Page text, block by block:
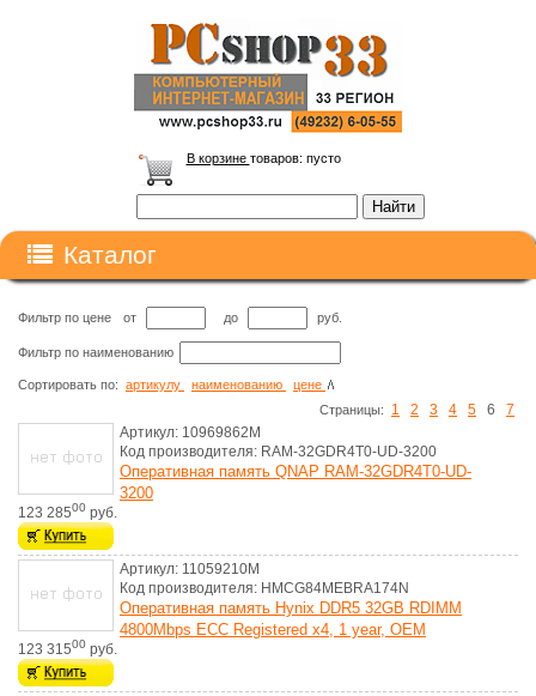
В корзине товаров: пусто
Каталог
Фильтр по цене от до руб.
Фильтр по наименованию
Сортировать по: артикулу наименованию
цене
Cтраницы:
1 2 3 4 5 6 7
123 28500 руб.
Артикул: 10969862M
Код производителя: RAM-32GDR4T0-UD-3200
Оперативная память QNAP RAM-32GDR4T0-UD-
3200
123 31500 руб.
Артикул: 11059210M
Код производителя: HMCG84MEBRA174N
Оперативная память Hynix DDR5 32GB RDIMM
4800Mbps ECC Registered x4, 1 year, OEM